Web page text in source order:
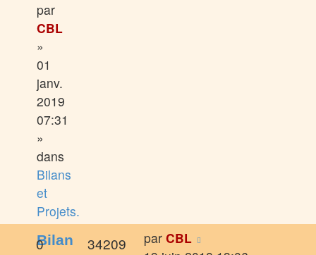
par
CBL
»
01
janv.
2019
07:31
»
dans
Bilans
et
Projets.
Bilan
0 34209 par CBL